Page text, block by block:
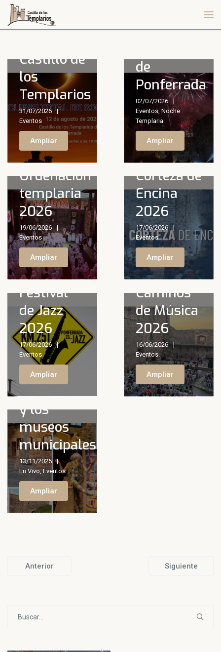
agosto de
2026
Castillo de
los
Templarios
31/07/2026
Eventos
Ampliar
Semana
de
Ponferrada
02/07/2026
Eventos, Noche
Templaria
Ampliar
Ordenación
templaria
2026
19/06/2026
Eventos
Ampliar
Corteza de
Encina
2026
17/06/2026
Eventos
Ampliar
Festival
de Jazz
2026
17/06/2026
Eventos
Ampliar
Caminos
de Música
2026
16/06/2026
Eventos
Ampliar
Noviembre
cultural
en
Ponferrada:
música,
teatro y
arte en el
Castillo de
los
Templarios
y los
museos
municipales
13/11/2025
En Vivo,Eventos
Ampliar
Anterior Siguiente